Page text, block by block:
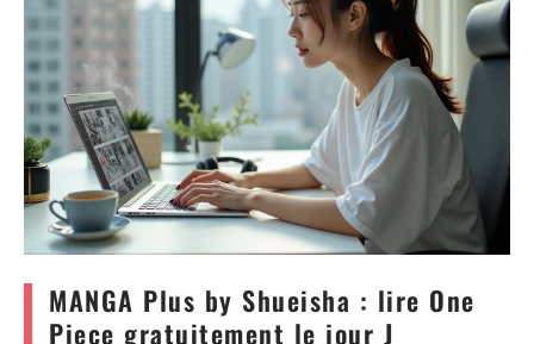
MANGA Plus by Shueisha : lire One
Piece gratuitement le jour J